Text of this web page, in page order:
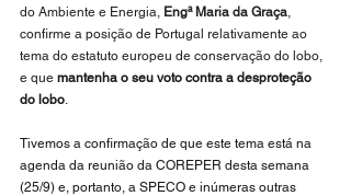
do Ambiente e Energia, Engª Maria da Graça,
confirme a posição de Portugal relativamente ao
tema do estatuto europeu de conservação do lobo,
e que mantenha o seu voto contra a desproteção
do lobo.
Tivemos a confirmação de que este tema está na
agenda da reunião da COREPER desta semana
(25/9) e, portanto, a SPECO e inúmeras outras